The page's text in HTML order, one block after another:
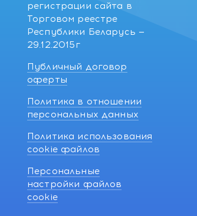
регистрации сайта в
Торговом реестре
Республики Беларусь —
29.12.2015г
Публичный договор
оферты
Политика в отношении
персональных данных
Политика использования
cookie файлов
Персональные
настройки файлов
cookie